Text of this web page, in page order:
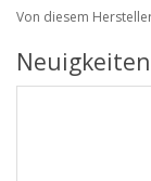
Von diesem
Neuigkeiten